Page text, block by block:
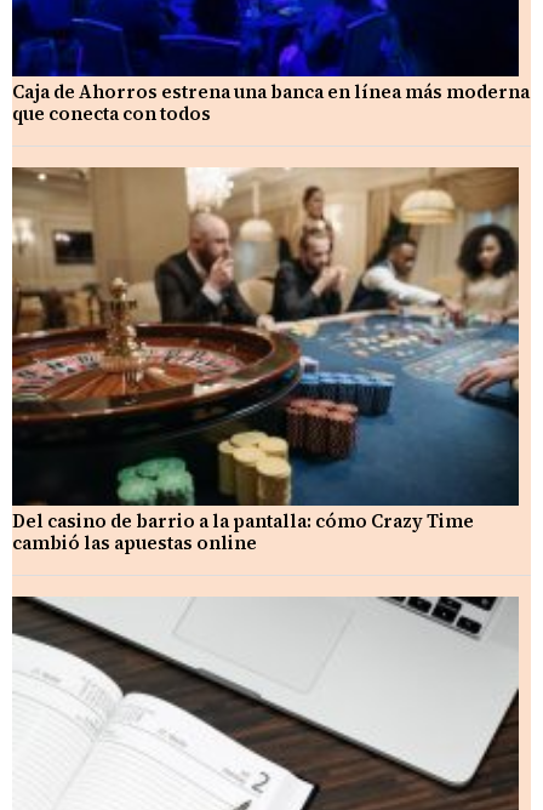
Caja de Ahorros estrena una banca en línea más moderna
que conecta con todos
Del casino de barrio a la pantalla: cómo Crazy Time
cambió las apuestas online